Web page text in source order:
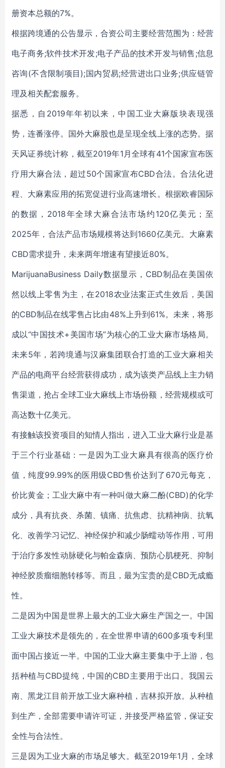
册资本总额的7%。
根据跨境通的公告显示，合资公司主要经营范围为：经营
电子商务;软件技术开发;电子产品的技术开发与销售;信息
咨询(不含限制项目);国内贸易;经营进出口业务;供应链管
理及相关配套服务。
据悉，自2019年年初以来，中国工业大麻版块表现强
势，连番涨停。国外大麻股也是呈现全线上涨的态势。据
天风证券统计称，截至2019年1月全球有41个国家宣布医
疗用大麻合法，超过50个国家宣布CBD合法。合法化进
程、大麻素应用的拓宽促进行业高速增长。根据欧睿国际
的数据，2018年全球大麻合法市场约120亿美元；至
2025年，合法产品市场规模将达到1660亿美元。大麻素
CBD需求提升，未来两年增速有望接近80%。
MarijuanaBusiness Daily数据显示，CBD制品在美国依
然以线上零售为主，在2018农业法案正式生效后，美国
的CBD制品在线零售占比由48%上升到61%。未来，将形
成以“中国技术+美国市场”为核心的工业大麻市场格局。
未来5年，若跨境通与汉麻集团联合打造的工业大麻相关
产品的电商平台经营获得成功，成为该类产品线上主力销
售渠道，抢占全球工业大麻线上市场份额，经营规模或可
高达数十亿美元。
有接触该投资项目的知情人指出，进入工业大麻行业是基
于三个行业基础：一是因为工业大麻具有很高的医疗价
值，纯度99.99%的医用级CBD售价达到了670元每克，
价比黄金；工业大麻中有一种叫做大麻二酚(CBD)的化学
成分，具有抗炎、杀菌、镇痛、抗焦虑、抗精神病、抗氧
化、改善学习记忆、神经保护和减少肠蠕动等作用，可用
于治疗多发性动脉硬化与帕金森病、预防心肌梗死、抑制
神经胶质瘤细胞转移等。而且，最为宝贵的是CBD无成瘾
性。
二是因为中国是世界上最大的工业大麻生产国之一。中国
工业大麻技术是领先的，在全世界申请的600多项专利里
面中国占接近一半。中国的工业大麻主要集中于上游，包
括种植与CBD提纯，中国的CBD主要用于出口。我国云
南、黑龙江目前开放工业大麻种植，吉林拟开放。从种植
到生产，全部需要申请许可证，并接受严格监管，保证安
全性与合法性。
三是因为工业大麻的市场足够大。截至2019年1月，全球